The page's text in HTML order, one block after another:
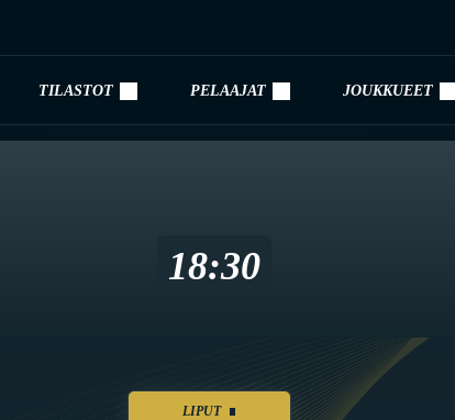
TILASTOT PELAAJAT JOUKKUEET
18:30
LIPUT